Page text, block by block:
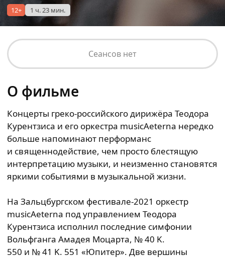
12+ 1 ч. 23 мин.
Сеансов нет
О фильме
Концерты греко-российского дирижёра Теодора
Курентзиса и его оркестра musicAeterna нередко
больше напоминают перформанс
и священнодействие, чем просто блестящую
интерпретацию музыки, и неизменно становятся
яркими событиями в музыкальной жизни.
На Зальцбургском фестивале-2021 оркестр
musicAeterna под управлением Теодора
Курентзиса исполнил последние симфонии
Вольфганга Амадея Моцарта, № 40 K.
550 и № 41 K. 551 «Юпитер». Две вершины